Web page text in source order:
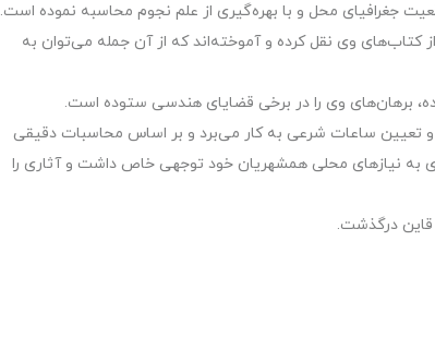
جغرافیای محل و با بهره‌گیری از علم نجوم محاسبه نموده است.
کتاب‌های وی نقل کرده و آموخته‌اند که از آن جمله می‌توان به
برهان‌های وی را در برخی قضایای هندسی ستوده است.
و تعیین ساعات شرعی به کار می‌برد و بر اساس محاسبات دقیقی
به نیازهای محلی همشهریان خود توجهی خاص داشت و آثاری را
قاین درگذشت.